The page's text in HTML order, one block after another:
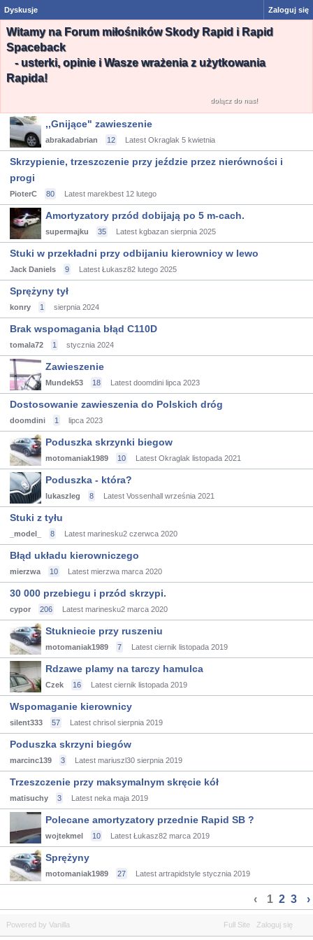
Dyskusje Zaloguj się
Witamy na Forum miłośników Skody Rapid i Rapid
Spaceback
- usterki, opinie i Wasze wrażenia z użytkowania
Rapida!
dołącz do nas!
,,Gnijące" zawieszenie
abrakadabrian 12 Latest Okraglak 5 kwietnia
Skrzypienie, trzeszczenie przy jeździe przez nierówności i
progi
PioterC 80 Latest marekbest 12 lutego
Amortyzatory przód dobijają po 5 m-cach.
supermajku 35 Latest kgbazan sierpnia 2025
Stuki w przekładni przy odbijaniu kierownicy w lewo
Jack Daniels 9 Latest Łukasz82 lutego 2025
Sprężyny tył
konry 1 sierpnia 2024
Brak wspomagania błąd C110D
tomala72 1 stycznia 2024
Zawieszenie
Mundek53 18 Latest doomdini lipca 2023
Dostosowanie zawieszenia do Polskich dróg
doomdini 1 lipca 2023
Poduszka skrzynki biegow
motomaniak1989 10 Latest Okraglak listopada 2021
Poduszka - która?
lukaszleg 8 Latest Vossenhall września 2021
Stuki z tyłu
_model_ 8 Latest marinesku2 czerwca 2020
Błąd układu kierowniczego
mierzwa 10 Latest mierzwa marca 2020
30 000 przebiegu i przód skrzypi.
cypor 206 Latest marinesku2 marca 2020
Stukniecie przy ruszeniu
motomaniak1989 7 Latest ciernik listopada 2019
Rdzawe plamy na tarczy hamulca
Czek 16 Latest ciernik listopada 2019
Wspomaganie kierownicy
silent333 57 Latest chrisol sierpnia 2019
Poduszka skrzyni biegów
marcinc139 3 Latest mariuszl30 sierpnia 2019
Trzeszczenie przy maksymalnym skręcie kół
matisuchy 3 Latest neka maja 2019
Polecane amortyzatory przednie Rapid SB ?
wojtekmel 10 Latest Łukasz82 marca 2019
Sprężyny
motomaniak1989 27 Latest artrapidstyle stycznia 2019
‹ 1 2 3 ›
Full Site Zaloguj się
Powered by Vanilla